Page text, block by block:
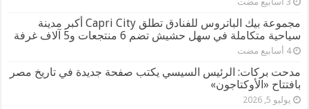
مجموعة بيك الباتروس للفنادق تطلق Capri City أكبر مدينة
سياحية متكاملة في سهل حشيش تضم 6 منتجعات و5 آلاف غرفة
‏4 أسابيع مضت
مدحت بركات: الرئيس السيسي يكتب صفحة جديدة في تاريخ مصر
بافتتاح «الأوكتاجون»
يوليو 5, 2026